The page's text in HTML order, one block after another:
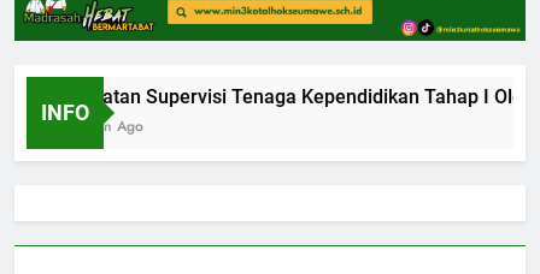
INFO
Kegiatan Supervisi Tenaga Kependidikan Tahap I Oleh
1 Bulan Ago